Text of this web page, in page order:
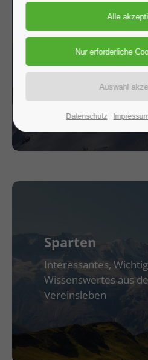
Verein
Organisatorisches
Mitgliedschaft,
Geschäftsstelle etc.
Sparten
Interessantes,
Wissenswertes aus
Vereinsleben
Datenschutz